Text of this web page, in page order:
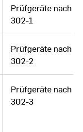
Prüfgeräte nach
302-1
Prüfgeräte nach
302-2
Prüfgeräte nach
302-3